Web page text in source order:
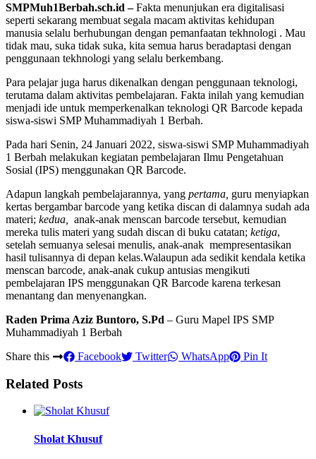
SMPMuh1Berbah.sch.id –Fakta menunjukan era digitalisasi
seperti sekarang membuat segala macam aktivitas kehidupan
manusia selalu berhubungan dengan pemanfaatan tekhnologi . Mau
tidak mau, suka tidak suka, kita semua harus beradaptasi dengan
penggunaan tekhnologi yang selalu berkembang.
Para pelajar juga harus dikenalkan dengan penggunaan teknologi,
terutama dalam aktivitas pembelajaran. Fakta inilah yang kemudian
menjadi ide untuk memperkenalkan teknologi QR Barcode kepada
siswa-siswi SMP Muhammadiyah 1 Berbah.
Pada hari Senin, 24 Januari 2022, siswa-siswi SMP Muhammadiyah
1 Berbah melakukan kegiatan pembelajaran Ilmu Pengetahuan
Sosial (IPS) menggunakan QR Barcode.
Adapun langkah pembelajarannya, yang pertama, guru menyiapkan
kertas bergambar barcode yang ketika discan di dalamnya sudah ada
materi; kedua,
anak-anak menscan barcode tersebut, kemudian
mereka tulis materi yang sudah discan di buku catatan; ketiga,
setelah semuanya selesai menulis, anak-anak mempresentasikan
hasil tulisannya di depan kelas.Walaupun ada sedikit kendala ketika
menscan barcode, anak-anak cukup antusias mengikuti
pembelajaran IPS menggunakan QR Barcode karena terkesan
menantang dan menyenangkan.
Raden Prima Aziz Buntoro, S.Pd – Guru Mapel IPS SMP
Muhammadiyah 1 Berbah
Share this
Facebook Twitter WhatsApp Pin It
Related Posts
Sholat Khusuf